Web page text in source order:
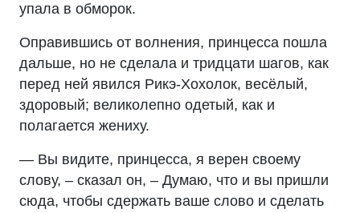
упала в обморок.
Оправившись от волнения, принцесса пошла
дальше, но не сделала и тридцати шагов, как
перед ней явился Рикэ-Хохолок, весёлый,
здоровый; великолепно одетый, как и
полагается жениху.
— Вы видите, принцесса, я верен своему
слову, – сказал он, – Думаю, что и вы пришли
сюда, чтобы сдержать ваше слово и сделать